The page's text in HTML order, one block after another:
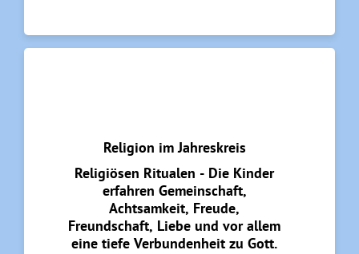
Religion im Jahreskreis
Religiösen Ritualen - Die Kinder
erfahren Gemeinschaft,
Achtsamkeit, Freude,
Freundschaft, Liebe und vor allem
eine tiefe Verbundenheit zu Gott.